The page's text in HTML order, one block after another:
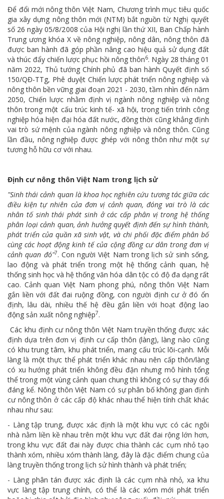
Để đổi mới nông thôn Việt Nam, Chương trình mục tiêu quốc
gia xây dựng nông thôn mới (NTM) bắt nguồn từ Nghị quyết
số 26 ngày 05/8/2008 của Hội nghị lần thứ XII, Ban Chấp hành
Trung ương khóa X về nông nghiệp, nông dân, nông thôn đã
được ban hành đã góp phần nâng cao hiệu quả sử dụng đất
và thúc đẩy chiến lược phục hồi nông thôn6. Ngày 28 tháng 01
năm 2022, Thủ tướng Chính phủ đã ban hành Quyết định số
150/QĐ-TTg, Phê duyệt Chiến lược phát triển nông nghiệp và
nông thôn bền vững giai đoạn 2021 - 2030, tầm nhìn đến năm
2050, Chiến lược nhằm định vị ngành nông nghiệp và nông
thôn trong một cấu trúc kinh tế- xã hội, trong tiến trình công
nghiệp hóa hiện đại hóa đất nước, đồng thời cũng khẳng định
vai trò sứ mệnh của ngành nông nghiệp và nông thôn. Cũng
lần đầu, nông nghiệp được ghép với nông thôn như một sự
tương hỗ hữu cơ với nhau.
Định cư nông thôn Việt Nam trong lịch sử
"Sinh thái cảnh quan là khoa học nghiên cứu tương tác giữa các
điều kiện tự nhiên của đơn vị cảnh quan, đóng vai trò là các
nhân tố sinh thái phát sinh ở các cấp phân vị trong hệ thống
phân loại cảnh quan, ảnh hưởng quyết định đến sự hình thành,
phát triển của quần xã sinh vật, và chi phối đặc điểm phân bố
cùng các hoạt động kinh tế của cộng đồng cư dân trong đơn vị
cảnh quan đó"7. Con người Việt Nam trong lịch sử sinh sống,
lao động và phát triển trong một hệ thống cảnh quan, hệ
thống sinh học và hệ thống văn hóa dân tộc có độ đa dạng rất
cao. Cảnh quan Việt Nam phong phú, nông thôn Việt Nam
gắn liền với đất đai ruộng đồng, con người định cư ở đó ổn
định, lâu dài, nhiều thế hệ đều gắn liền với hoạt động lao
động sản xuất nông nghiệp7.
Các khu định cư nông thôn Việt Nam truyền thống được xác
định dựa trên đơn vị định cư cấp thôn (làng), làng nào cũng
có khu trung tâm, khu phát triển, mang cấu trúc lõi-cạnh. Mỗi
làng là một thực thể phát triển khác nhau nên cấp thôn/làng
có xu hướng phát triển không đều đặn nhưng mô hình tổng
thể trong một vùng cảnh quan chung thì không có sự thay đổi
đáng kể. Nông thôn Việt Nam có sự phân bố không gian định
cư nông thôn ở các cấp độ khác nhau thể hiện tính chất khác
nhau như sau:
- Làng tập trung, được xác định là một khu vực có các ngôi
nhà nằm liền kề nhau trên một khu vực đất đai rộng lớn hơn,
trong khu vực đất đai này được chia thành các cụm nhỏ tạo
thành xóm, nhiều xóm thành làng, đây là đặc điểm chung của
làng truyền thống trong lịch sử hình thành và phát triển;
- Làng phân tán được xác định là các cụm nhà nhỏ, xa khu
vực làng tập trung chính, có thể là các xóm mới phát triển